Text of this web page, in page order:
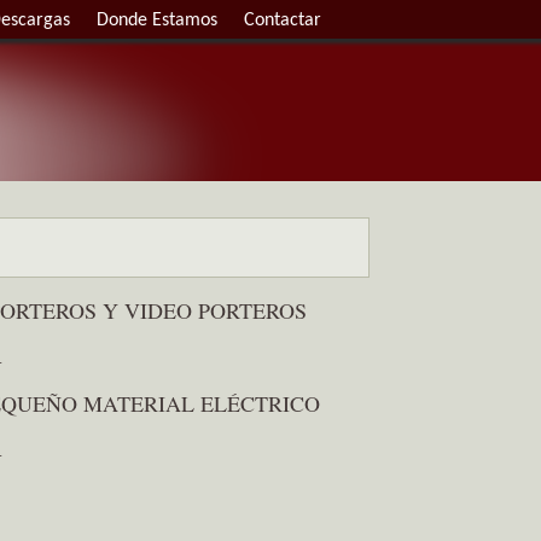
Donde Estamos Contactar
Y VIDEO PORTEROS
MATERIAL ELÉCTRICO